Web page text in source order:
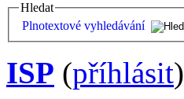
Hledat
Plnotextové vyhledávání
ISP (příhlásit)